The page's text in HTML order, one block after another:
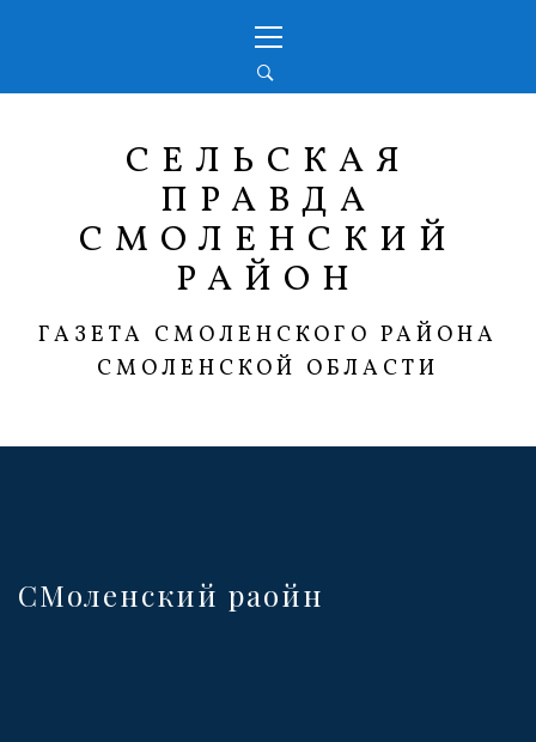
меню
СЕЛЬСКАЯ
ПРАВДА
СМОЛЕНСКИЙ
РАЙОН
ГАЗЕТА СМОЛЕНСКОГО РАЙОНА
СМОЛЕНСКОЙ ОБЛАСТИ
СМоленский раойн